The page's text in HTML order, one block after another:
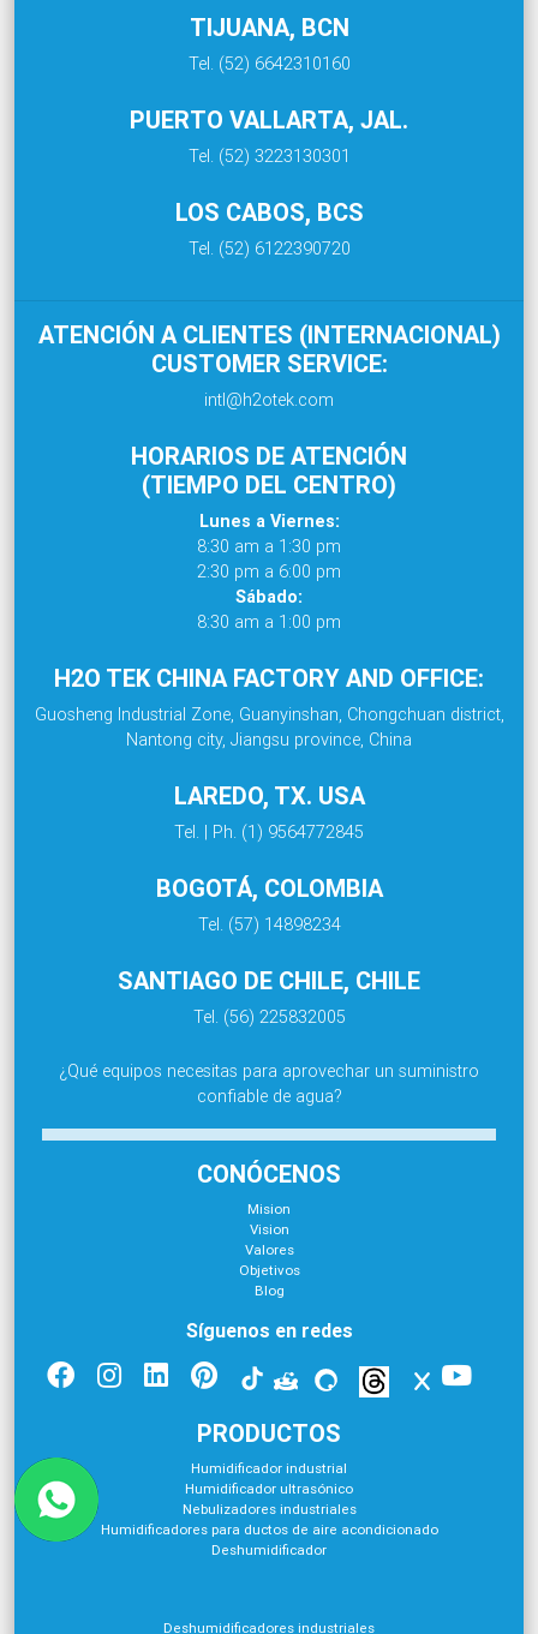
TIJUANA, BCN
Tel. (52) 6642310160
PUERTO VALLARTA, JAL.
Tel. (52) 3223130301
LOS CABOS, BCS
Tel. (52) 6122390720
ATENCIÓN A CLIENTES (INTERNACIONAL)
CUSTOMER SERVICE:
intl@h2otek.com
HORARIOS DE ATENCIÓN
(TIEMPO DEL CENTRO)
Lunes a Viernes:
8:30 am a 1:30 pm
2:30 pm a 6:00 pm
Sábado:
8:30 am a 1:00 pm
H2O TEK CHINA FACTORY AND OFFICE:
Guosheng Industrial Zone, Guanyinshan, Chongchuan district,
Nantong city, Jiangsu province, China
LAREDO, TX. USA
Tel. | Ph. (1) 9564772845
BOGOTÁ, COLOMBIA
Tel. (57) 14898234
SANTIAGO DE CHILE, CHILE
Tel. (56) 225832005
¿Qué equipos necesitas para aprovechar un suministro
confiable de agua?
CONÓCENOS
Mision
Vision
Valores
Objetivos
Blog
Síguenos en redes
PRODUCTOS
Humidificador industrial
Humidificador ultrasónico
Nebulizadores industriales
Humidificadores para ductos de aire acondicionado
Deshumidificador
Deshumidificadores industriales